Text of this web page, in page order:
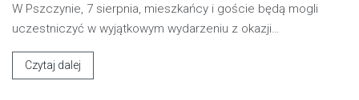
W Pszczynie, 7 sierpnia, mieszkańcy i goście będą mogli
uczestniczyć w wyjątkowym wydarzeniu z okazji…
Czytaj dalej